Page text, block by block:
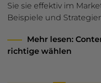
Sie sie effektiv im
Beispiele und
Mehr lesen:
richtige wählen